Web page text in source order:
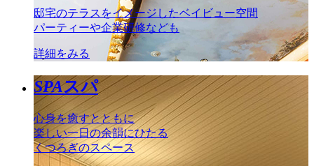
邸宅のテラスをイメージしたベイビュー空間
パーティーや企業研修なども
詳細をみる
SPAスパ
心身を癒すとともに
楽しい一日の余韻にひたる
くつろぎのスペース